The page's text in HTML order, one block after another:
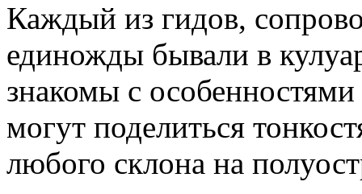
Каждый из гидов,
единожды бывали в
знакомы с
могут поделиться
любого склона на